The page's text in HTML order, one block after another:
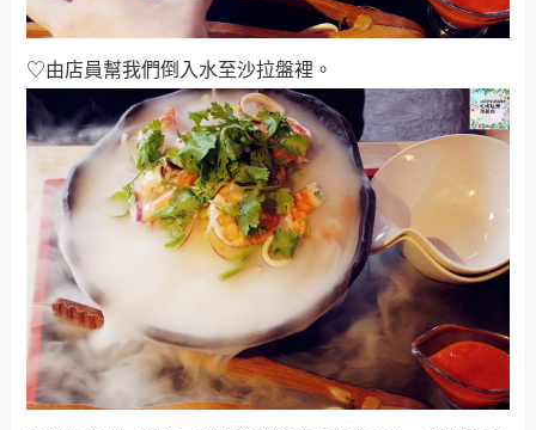
♡由店員幫我們倒入水至沙拉盤裡。